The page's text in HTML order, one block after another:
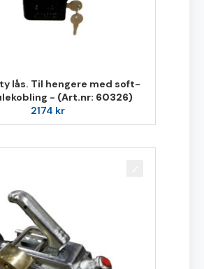
lås. Til hengere med soft-
- (Art.nr: 60326)
2174 kr